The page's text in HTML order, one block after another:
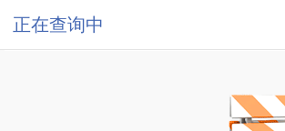
正在查询中